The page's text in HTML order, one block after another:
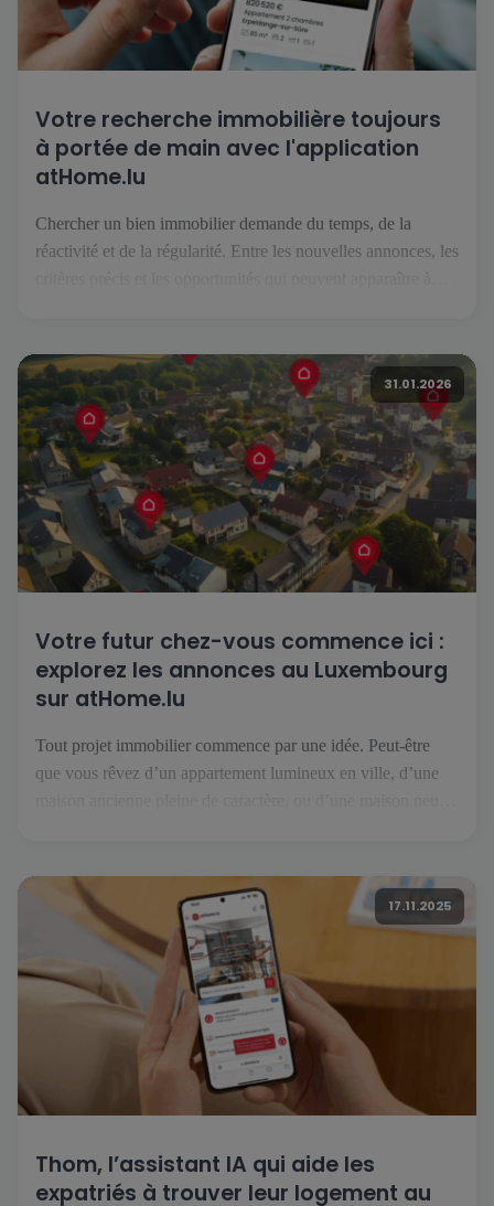
Votre recherche immobilière toujours
à portée de main avec l'application
atHome.lu
Chercher un bien immobilier demande du temps, de la
réactivité et de la régularité. Entre les nouvelles annonces, les
l’application atHome.lu. Une recherche simplifiée au
quotidien […]
31.01.2026
Votre futur chez-vous commence ici :
explorez les annonces au Luxembourg
sur atHome.lu
Tout projet immobilier commence par une idée. Peut-être
que vous rêvez d’un appartement lumineux en ville, d’une
mode de vie. C’est là […]
17.11.2025
Thom, l’assistant IA qui aide les
expatriés à trouver leur logement au